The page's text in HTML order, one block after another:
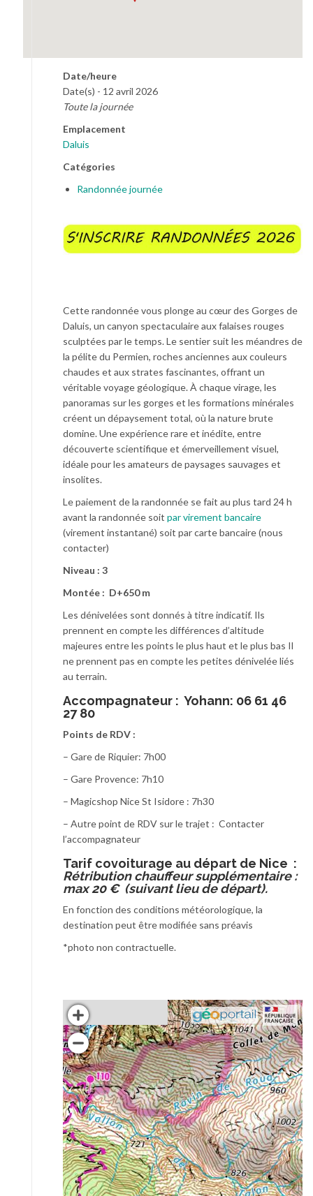
Date/heure
Date(s) - 12 avril 2026
Toute la journée
Emplacement
Daluis
Catégories
Randonnée journée
Cette randonnée vous plonge au cœur des Gorges de
Daluis, un canyon spectaculaire aux falaises rouges
sculptées par le temps. Le sentier suit les méandres de
la pélite du Permien, roches anciennes aux couleurs
chaudes et aux strates fascinantes, offrant un
véritable voyage géologique. À chaque virage, les
panoramas sur les gorges et les formations minérales
créent un dépaysement total, où la nature brute
domine. Une expérience rare et inédite, entre
découverte scientifique et émerveillement visuel,
idéale pour les amateurs de paysages sauvages et
insolites.
Le paiement de la randonnée se fait au plus tard 24 h
avant la randonnée soit par virement bancaire
(virement instantané) soit par carte bancaire (nous
contacter)
Niveau : 3
Montée : D+650 m
Les dénivelées sont donnés à titre indicatif. Ils
prennent en compte les différences d’altitude
majeures entre les points le plus haut et le plus bas Il
ne prennent pas en compte les petites dénivelée liés
au terrain.
Accompagnateur : Yohann: 06 61 46
27 80
Points de RDV :
– Gare de Riquier: 7h00
– Gare Provence: 7h10
– Magicshop Nice St Isidore : 7h30
– Autre point de RDV sur le trajet : Contacter
l’accompagnateur
Tarif covoiturage au départ de Nice :
Rétribution chauffeur supplémentaire :
max 20 € (suivant lieu de départ).
En fonction des conditions météorologique, la
destination peut être modifiée sans préavis
*photo non contractuelle.